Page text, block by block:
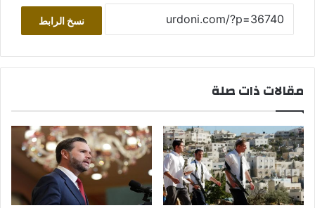
نسخ الرابط
مقالات ذات صلة